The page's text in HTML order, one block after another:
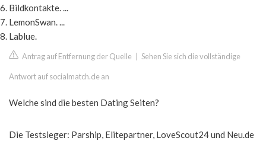
Bildkontakte. ...
LemonSwan. ...
Lablue.
Antrag auf Entfernung der Quelle Sehen Sie sich die vollständige
Antwort auf socialmatch.de an
Welche sind die besten Dating Seiten?
Die Testsieger: Parship, Elitepartner, LoveScout24 und Neu.de